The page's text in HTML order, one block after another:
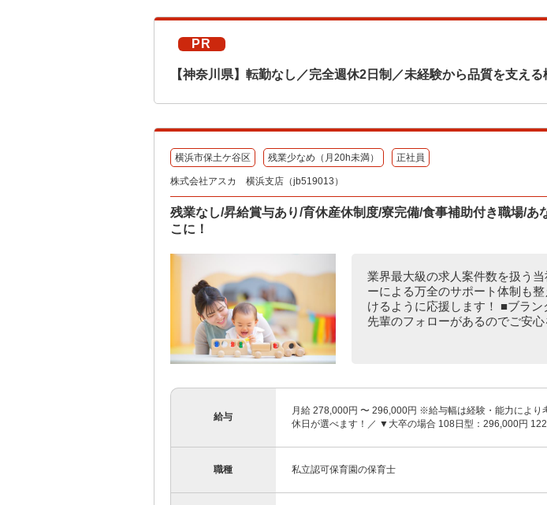
PR
【神奈川県】転勤なし／完全週休2日制／未経験から品質を支え
横浜市保土ケ谷区 残業少なめ（月20h未満） 正社員
株式会社アスカ 横浜支店（jb519013）
残業なし/昇給賞与あり/育休産休制度/寮完備/食事補助付き職場/あ
こに！
業界最大級の求人案件数を扱う
ーによる万全のサポート体制も
けるように応援します！ ■ブラ
先輩のフォローがあるのでご安心
給与
月給 278,000円 〜 296,000円 ※給与幅は経験・能力により
休日が選べます！／ ▼大卒の場合 108日型：296,000円
職種 私立認可保育園の保育士